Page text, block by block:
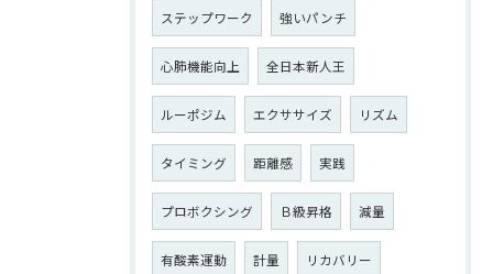
ステップワーク 強いパンチ
心肺機能向上 全日本新人王
ルーポジム エクササイズ リズム
タイミング 距離感 実践
プロボクシング Ｂ級昇格 減量
有酸素運動 計量 リカバリー